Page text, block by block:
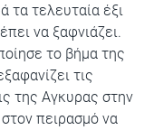
τα τελευταία έξι
να ξαφνιάζει.
το βήμα της
τις
της Αγκυρας στην
πειρασμό να